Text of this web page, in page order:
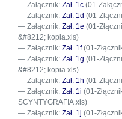
Załącznik: Zał. 1c (01-
Załącznik: Zał. 1d (01-
Załącznik: Zał. 1e (01-
&#8212; kopia.xls)
Załącznik: Zał. 1f(01-
Załącznik: Zał. 1g (01-
&#8212; kopia.xls)
Załącznik: Zał. 1h (01-
Załącznik: Zał. 1i (01-
SCYNTYGRAFIA.xls)
Załącznik: Zał. 1j (01-